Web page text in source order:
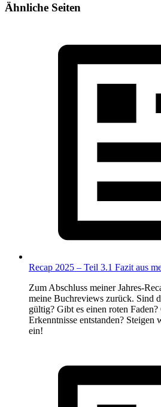
Ähnliche Seiten
Recap 2025 – Teil 3.1 Fazit aus
Zum Abschluss meiner Jahres-
meine Buchreviews zurück. Sind
gültig? Gibt es einen roten
Erkenntnisse entstanden? Steigen
ein!